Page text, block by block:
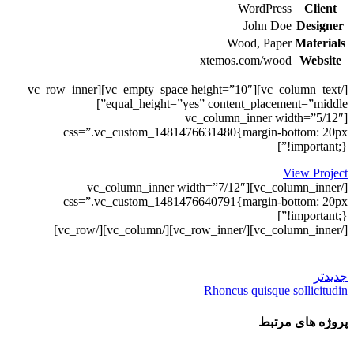
Client
WordPress
Designer
John Doe
Materials
Wood, Paper
Website
xtemos.com/wood
[/vc_column_text][vc_empty_space height=”10″][vc_row_inner
equal_height=”yes” content_placement=”middle”]
[vc_column_inner width=”5/12″
css=”.vc_custom_1481476631480{margin-bottom: 20px
!important;}”]
View Project
[/vc_column_inner][vc_column_inner width=”7/12″
css=”.vc_custom_1481476640791{margin-bottom: 20px
!important;}”]
[/vc_column_inner][/vc_row_inner][/vc_column][/vc_row]
جدیدتر
Rhoncus quisque sollicitudin
پروژه های مرتبط